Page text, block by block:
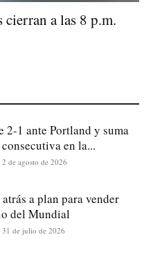
a las 8 p.m.
2-1 ante Portland y suma
en la...
2 de agosto de 2026
a plan para vender
del Mundial
31 de julio de 2026